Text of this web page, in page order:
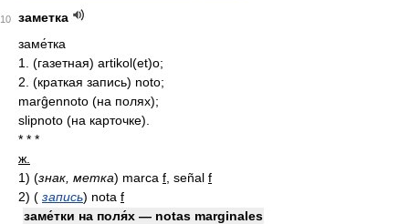
10
заметка
заме́тка
1. (газетная) artikol(et)o;
2. (краткая запись) noto;
marĝennoto (на полях);
slipnoto (на карточке).
* * *
ж.
1) (знак, метка) marca f , señal f
2) ( запись) nota f
заме́тки на поля́х — notas marginales